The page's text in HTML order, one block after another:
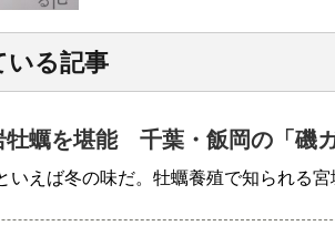
いる記事
蠣を堪能 千葉・飯岡の「磯ガ
いえば冬の味だ。牡蠣養殖で知られる